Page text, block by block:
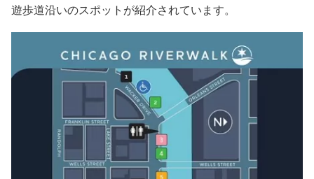
遊歩道沿いのスポットが紹介されています。